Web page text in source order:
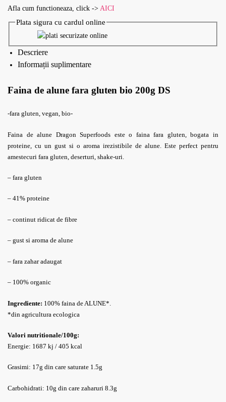
Afla cum functioneaza, click -> AICI
Plata sigura cu cardul online
Descriere
Informații suplimentare
Faina de alune fara gluten bio 200g DS
-fara gluten, vegan, bio-
Faina de alune Dragon Superfoods este o faina fara gluten, bogata in
proteine, cu un gust si o aroma irezistibile de alune. Este perfect pentru
amestecuri fara gluten, deserturi, shake-uri.
– fara gluten
– 41% proteine
– continut ridicat de fibre
– gust si aroma de alune
– fara zahar adaugat
– 100% organic
Ingrediente: 100% faina de ALUNE*.
*din agricultura ecologica
Valori nutritionale/100g:
Energie: 1687 kj / 405 kcal
Grasimi: 17g din care saturate 1.5g
Carbohidrati: 10g din care zaharuri 8.3g